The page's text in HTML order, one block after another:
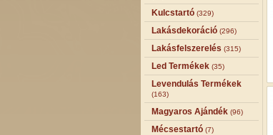
Kulcstartó (329)
Lakásdekoráció (296)
Lakásfelszerelés (315)
Led Termékek (35)
Levendulás Termékek
(163)
Magyaros Ajándék (96)
Mécsestartó (7)